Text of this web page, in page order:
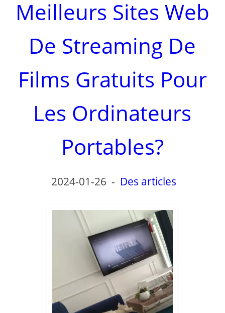
Meilleurs Sites Web
De Streaming De
Films Gratuits Pour
Les Ordinateurs
Portables?
2024-01-26 - Des articles